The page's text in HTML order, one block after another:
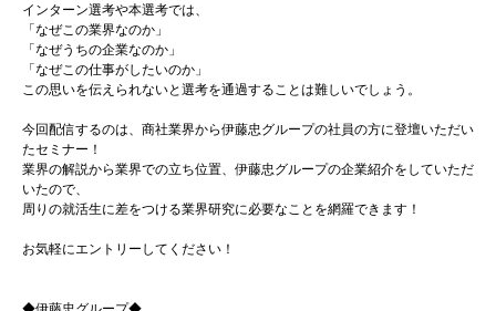
インターン選考や本選考では、
「なぜこの業界なのか」
「なぜうちの企業なのか」
「なぜこの仕事がしたいのか」
この思いを伝えられないと選考を通過することは難しいでしょう。
今回配信するのは、商社業界から伊藤忠グループの社員の方に登壇いただい
たセミナー！
業界の解説から業界での立ち位置、伊藤忠グループの企業紹介をしていただ
いたので、
周りの就活生に差をつける業界研究に必要なことを網羅できます！
お気軽にエントリーしてください！